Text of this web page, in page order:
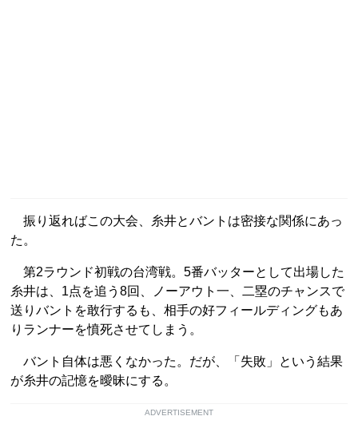
振り返ればこの大会、糸井とバントは密接な関係にあっ
た。
第2ラウンド初戦の台湾戦。5番バッターとして出場した
糸井は、1点を追う8回、ノーアウト一、二塁のチャンスで
送りバントを敢行するも、相手の好フィールディングもあ
りランナーを憤死させてしまう。
バント自体は悪くなかった。だが、「失敗」という結果
が糸井の記憶を曖昧にする。
ADVERTISEMENT